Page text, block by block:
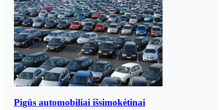
Pigūs automobiliai išsimokėtinai